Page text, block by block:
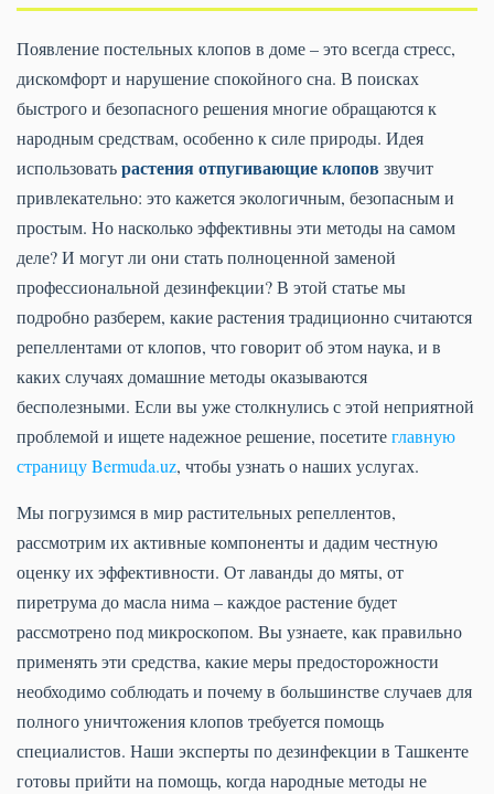
Появление постельных клопов в доме – это всегда стресс,
дискомфорт и нарушение спокойного сна. В поисках
быстрого и безопасного решения многие обращаются к
народным средствам, особенно к силе природы. Идея
использоватьрастения отпугивающие клопов звучит
привлекательно: это кажется экологичным, безопасным и
простым. Но насколько эффективны эти методы на самом
деле? И могут ли они стать полноценной заменой
профессиональной дезинфекции? В этой статье мы
подробно разберем, какие растения традиционно считаются
репеллентами от клопов, что говорит об этом наука, и в
каких случаях домашние методы оказываются
бесполезными. Если вы уже столкнулись с этой неприятной
проблемой и ищете надежное решение, посетитеглавную
страницу Bermuda.uz, чтобы узнать о наших услугах.
Мы погрузимся в мир растительных репеллентов,
рассмотрим их активные компоненты и дадим честную
оценку их эффективности. От лаванды до мяты, от
пиретрума до масла нима – каждое растение будет
рассмотрено под микроскопом. Вы узнаете, как правильно
применять эти средства, какие меры предосторожности
необходимо соблюдать и почему в большинстве случаев для
полного уничтожения клопов требуется помощь
специалистов. Наши эксперты по дезинфекции в Ташкенте
готовы прийти на помощь, когда народные методы не